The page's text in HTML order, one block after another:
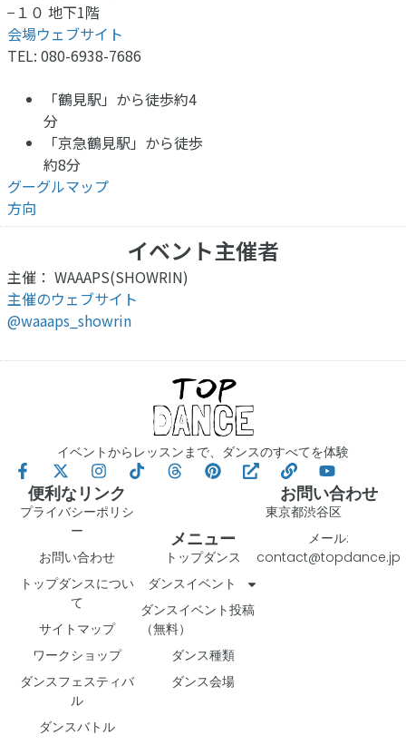
−１０ 地下1階
会場ウェブサイト
TEL: 080-6938-7686
「鶴見駅」から徒歩約4
分
「京急鶴見駅」から徒歩
約8分
グーグルマップ
方向
イベント主催者
主催： WAAAPS(SHOWRIN)
主催のウェブサイト
@waaaps_showrin
イベントからレッスンまで、ダンスのすべてを体験
便利なリンク
プライバシーポリシ
ー
お問い合わせ
トップダンスについ
て
サイトマップ
ワークショップ
ダンスフェスティバ
ル
ダンスバトル
メニュー
トップダンス
ダンスイベント
ダンスイベント投稿
（無料）
ダンス種類
ダンス会場
お問い合わせ
東京都渋谷区
メール:
contact@topdance.jp